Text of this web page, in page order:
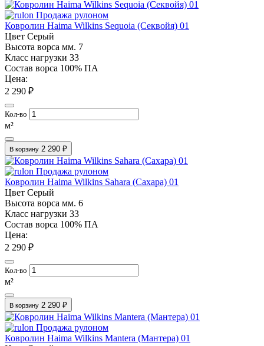
Продажа рулоном
Ковролин Haima Wilkins Sequoia (Секвойя) 01
Цвет Серый
Высота ворса мм. 7
Класс нагрузки 33
Состав ворса 100% ПА
Цена:
2 290 ₽
Кол-во
м²
В корзину 2 290 ₽
Продажа рулоном
Ковролин Haima Wilkins Sahara (Сахара) 01
Цвет Серый
Высота ворса мм. 6
Класс нагрузки 33
Состав ворса 100% ПА
Цена:
2 290 ₽
Кол-во
м²
В корзину 2 290 ₽
Продажа рулоном
Ковролин Haima Wilkins Mantera (Мантера) 01